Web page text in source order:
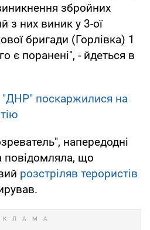
збройних
з них виник у 3-ої
бригади (Горлівка) 1
є поранені", - йдеться в
"ДНР" поскаржилися на
напередодні
повідомляла, що
розстріляв терористів